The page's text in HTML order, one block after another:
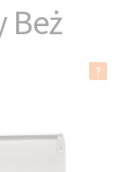
Beż